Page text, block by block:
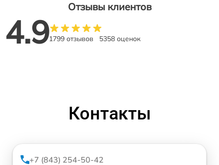
Отзывы клиентов
4.91799 отзывов 5358 оценок
Контакты
+7 (843) 254-50-42